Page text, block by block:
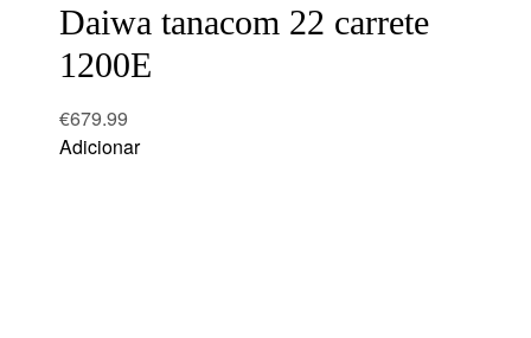
Daiwa tanacom 22 carrete
1200E
€679.99
Adicionar